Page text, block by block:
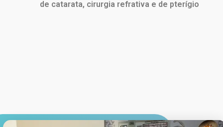
de catarata, cirurgia refrativa e de pterígio